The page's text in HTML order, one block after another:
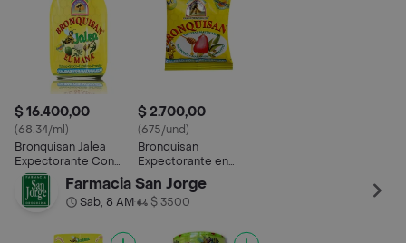
$ 16.400,00
(68.34/ml)
Bronquisan Jalea
Expectorante Con
Totumo
$ 2.700,00
(675/und)
Bronquisan
Expectorante en
Pastilla con Propoleo
Farmacia San Jorge
Sab, 8 AM• $ 3500